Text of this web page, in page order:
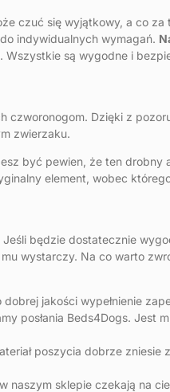
czuć się wyjątkowy, a co
indywidualnych wymagań.
Wszystkie są wygodne i
Dzięki z
zwierzaku.
być pewien, że ten
element, wobec
będzie dostatecznie
wystarczy. Na co warto
jakości wypełnienie
posłania Beds4Dogs. Jest
poszycia dobrze
sklepie czekają na